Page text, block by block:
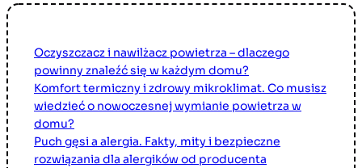
Oczyszczacz i nawilżacz powietrza – dlaczego
powinny znaleźć się w każdym domu?
Komfort termiczny i zdrowy mikroklimat. Co musisz
wiedzieć o nowoczesnej wymianie powietrza w
domu?
Puch gęsi a alergia. Fakty, mity i bezpieczne
rozwiązania dla alergików od producenta